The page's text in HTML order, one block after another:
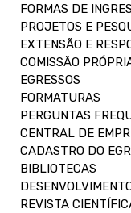
FORMAS DE
PROJETOS E
EXTENSÃO E
COMISSÃO
EGRESSOS
FORMATURAS
PERGUNTAS
CENTRAL DE
CADASTRO DO
BIBLIOTECAS
REVISTA